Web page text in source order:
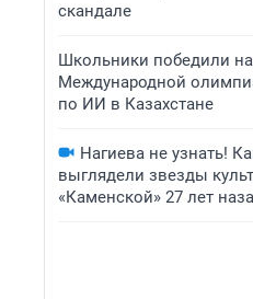
скандале
Школьники победили на
Международной
по ИИ в Казахстане
Нагиева не узнать!
выглядели звезды
«Каменской» 27 лет